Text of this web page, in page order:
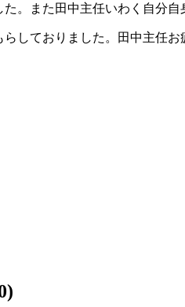
た。また田中主任いわく自分
しておりました。田中主任お
ﾒﾝﾊ